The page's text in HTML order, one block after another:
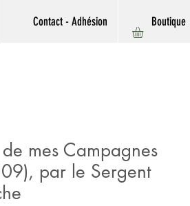
Contact - Adhésion Boutique
mes Campagnes
par le Sergent